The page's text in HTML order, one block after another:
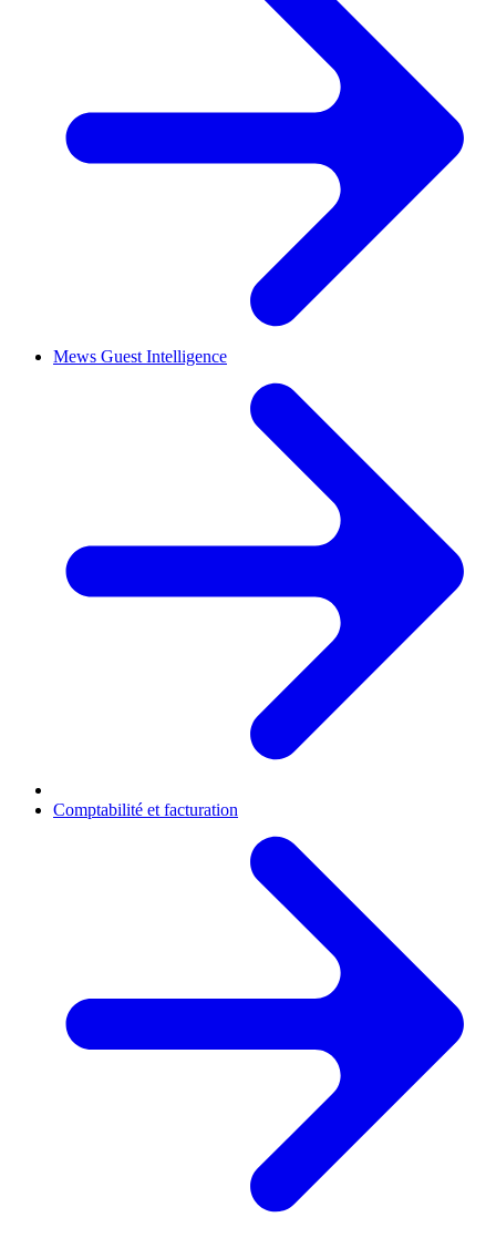
Mews Guest Intelligence
Comptabilité et facturation